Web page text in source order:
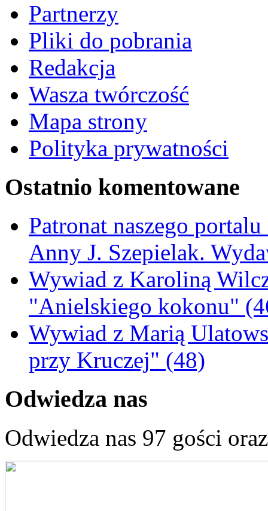
Partnerzy
Pliki do pobrania
Redakcja
Wasza twórczość
Mapa strony
Polityka prywatności
Ostatnio komentowane
Patronat naszego
Anny J. Szepielak.
Wywiad z Karoliną
"Anielskiego kokonu"
Wywiad z Marią
przy Kruczej" (48)
Odwiedza nas
Odwiedza nas 97 gości